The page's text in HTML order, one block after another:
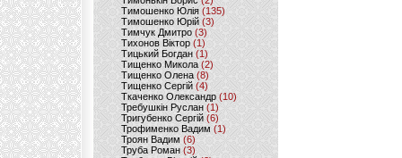
Тимошенко Юлія (135)
Тимошенко Юрій(3)
Тимчук Дмитро (3)
Тихонов Віктор (1)
Тицький Богдан (1)
Тищенко Микола (2)
Тищенко Олена (8)
Тищенко Сергій (4)
Ткаченко Олександр (10)
Требушкін Руслан (1)
Тригубенко Сергій(6)
Трофименко Вадим (1)
Троян Вадим (6)
Труба Роман(3)